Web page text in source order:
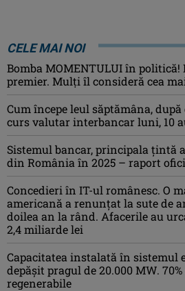
CELE MAI NOI
Bomba MOMENTULUI în
premier. Mulți îl consideră cea
Cum începe leul săptămâna, după
curs valutar interbancar luni, 10
Sistemul bancar, principala țintă
din România în 2025 – raport
Concedieri în IT-ul românesc. O
americană a renunțat la sute de
doilea an la rând. Afacerile au
2,4 miliarde lei
Capacitatea instalată în sistemul
depășit pragul de 20.000 MW.
regenerabile